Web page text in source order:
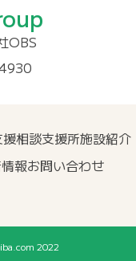
OBS
援相談支援所施設紹介
報お問い合わせ
2022